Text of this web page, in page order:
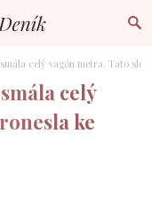
celý vagón metra. Tato
celý
ke